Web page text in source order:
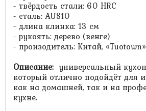
- твёрдость стали: 60 HRC
- сталь: AUS10
- длина клинка: 13 см
- рукоять: дерево (венге)
- произодитель: Китай, «Tuotown»
Описание: универсальный
который отлично подойдёт для
как на домашней, так и на
кухне.